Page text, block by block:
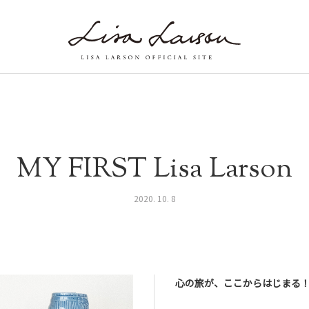
MY FIRST Lisa Larson
2020. 10. 8
心の旅が、ここからはじまる